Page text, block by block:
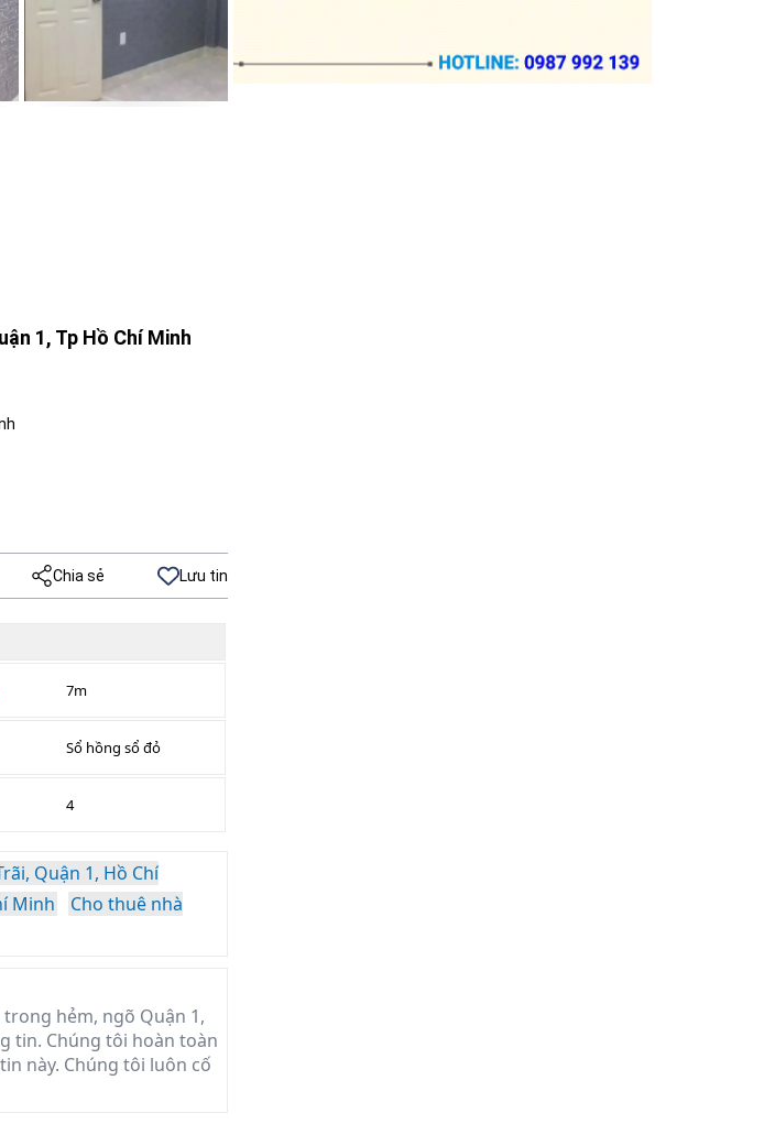
1, Tp Hồ Chí Minh
Chia sẻ Lưu tin
7m
Sổ hồng sổ đỏ
4
Quận 1, Hồ Chí
Minh
Cho thuê nhà
hẻm, ngõ Quận 1,
tin. Chúng tôi hoàn toàn
này. Chúng tôi luôn cố